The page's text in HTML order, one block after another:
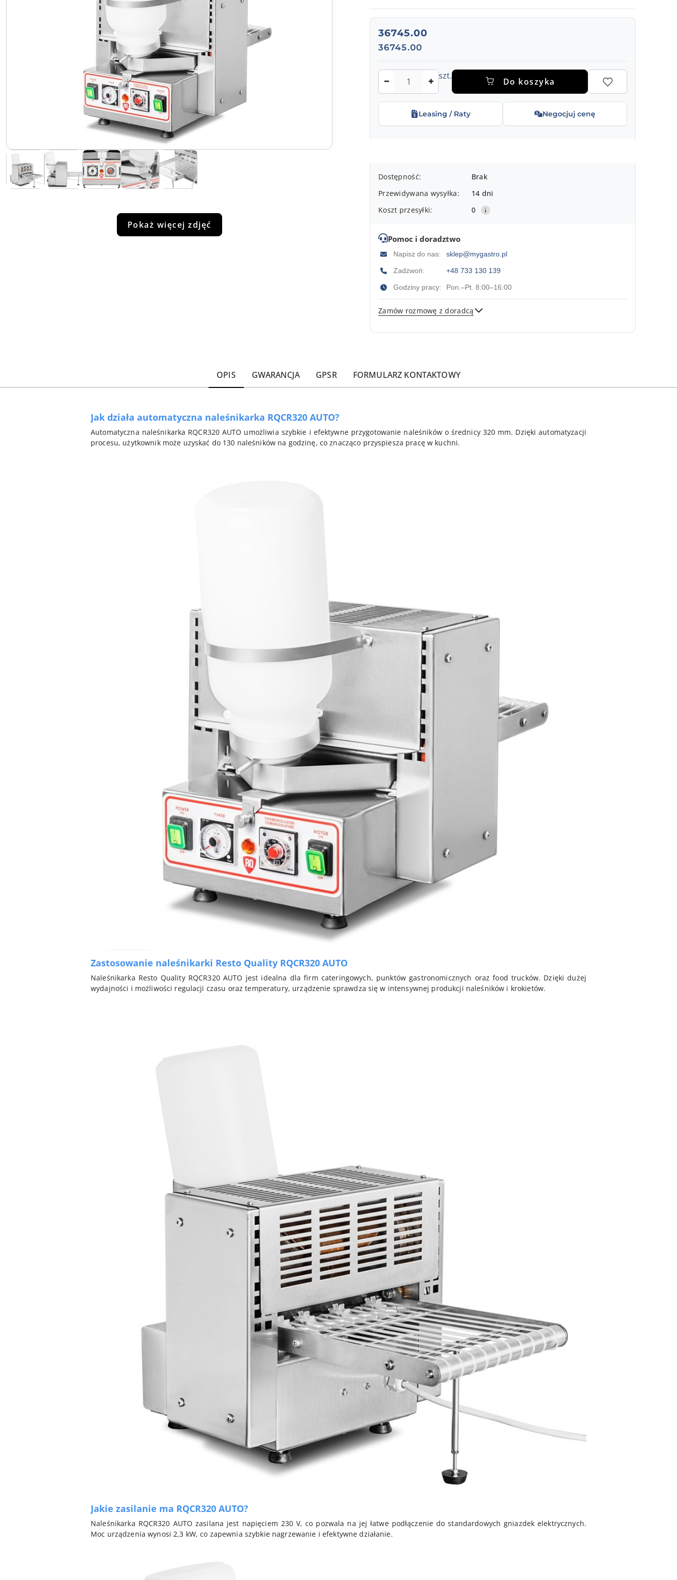
Pokaż więcej zdjęć
cena:
36745.00
Cena:
36745.00
Ilość szt.
Do koszyka
Leasing / Raty Negocjuj cenę
Dostępność
dostawa
Dostępność:
Brak
Przewidywana wysyłka:
14 dni
Koszt przesyłki:
0
Pomoc i doradztwo
Napisz do nas: sklep@mygastro.pl
Zadzwoń: +48 733 130 139
Godziny pracy: Pon.–Pt. 8:00–16:00
Zamów rozmowę z doradcą
OPIS
GWARANCJA GPSR FORMULARZ KONTAKTOWY
Jak działa automatyczna naleśnikarka RQCR320 AUTO?
Automatyczna naleśnikarka RQCR320 AUTO umożliwia szybkie i efektywne przygotowanie naleśników o średnicy 320 mm. Dzięki automatyzacji
procesu, użytkownik może uzyskać do 130 naleśników na godzinę, co znacząco przyspiesza pracę w kuchni.
Zastosowanie naleśnikarki Resto Quality RQCR320 AUTO
Naleśnikarka Resto Quality RQCR320 AUTO jest idealna dla firm cateringowych, punktów gastronomicznych oraz food trucków. Dzięki dużej
wydajności i możliwości regulacji czasu oraz temperatury, urządzenie sprawdza się w intensywnej produkcji naleśników i krokietów.
Jakie zasilanie ma RQCR320 AUTO?
Naleśnikarka RQCR320 AUTO zasilana jest napięciem 230 V, co pozwala na jej łatwe podłączenie do standardowych gniazdek elektrycznych.
Moc urządzenia wynosi 2,3 kW, co zapewnia szybkie nagrzewanie i efektywne działanie.